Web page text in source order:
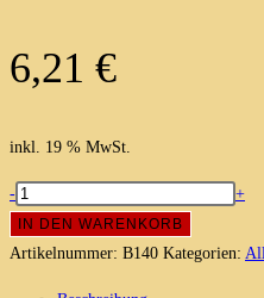
6,21 €
inkl. 19 % MwSt.
Wunschzettel
Anhänger,
Schild,
- +
IN DEN WARENKORB
Artikelnummer: B140 Kategorien: